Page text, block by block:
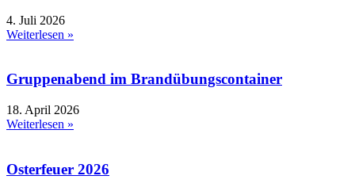
4. Juli 2026
Weiterlesen »
Gruppenabend im Brandübungscontainer
18. April 2026
Weiterlesen »
Osterfeuer 2026